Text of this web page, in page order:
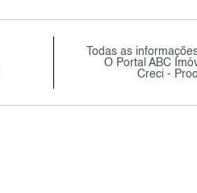
Todas as
O Portal ABC
Creci -